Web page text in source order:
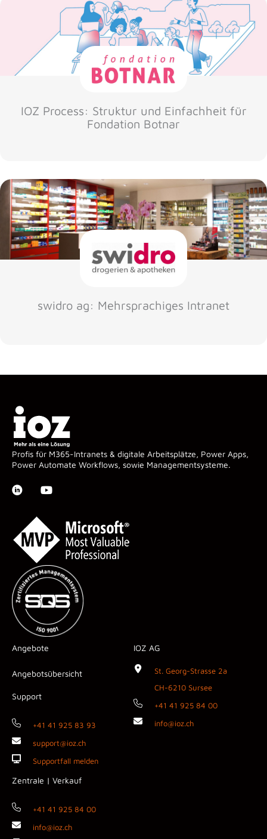
IOZ Process: Struktur und Einfachheit für
Fondation Botnar
swidro ag: Mehrsprachiges Intranet
Profis für M365-Intranets & digitale Arbeitsplätze, Power Apps,
Power Automate Workflows, sowie Managementsysteme.
Angebote
Angebotsübersicht
Support
+41 41 925 83 93
support@ioz.ch
Supportfall melden
Zentrale | Verkauf
+41 41 925 84 00
info@ioz.ch
IOZ AG
St. Georg-Strasse 2a
CH-6210 Sursee
+41 41 925 84 00
info@ioz.ch